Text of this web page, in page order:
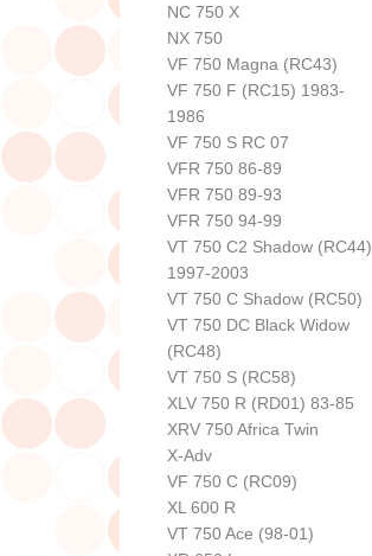
NC 750 X
NX 750
VF 750 Magna (RC43)
VF 750 F (RC15) 1983-
1986
VF 750 S RC 07
VFR 750 86-89
VFR 750 89-93
VFR 750 94-99
VT 750 C2 Shadow (RC44)
1997-2003
VT 750 C Shadow (RC50)
VT 750 DC Black Widow
(RC48)
VT 750 S (RC58)
XLV 750 R (RD01) 83-85
XRV 750 Africa Twin
X-Adv
VF 750 C (RC09)
XL 600 R
VT 750 Ace (98-01)